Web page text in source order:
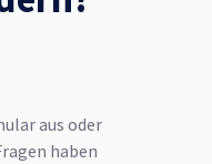
aus oder
haben